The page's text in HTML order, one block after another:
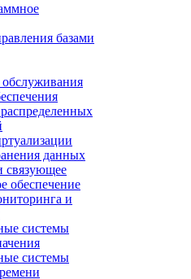
базами
данных
связующее
обеспечение
и
системы
системы